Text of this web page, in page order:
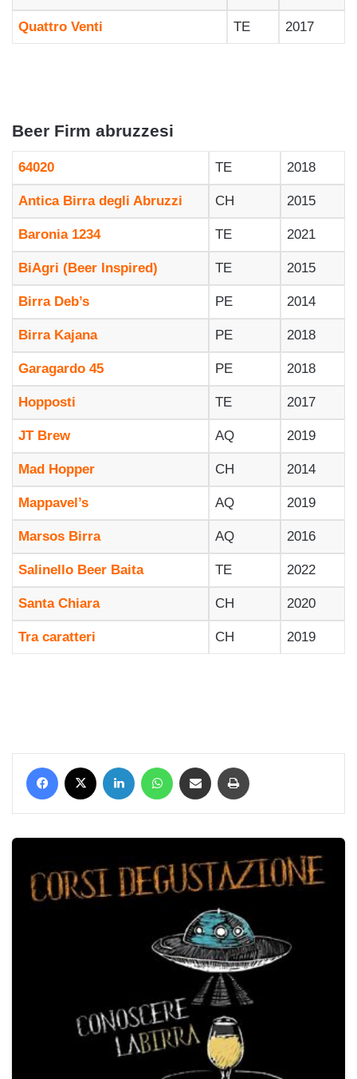
Quattro Venti TE 2017
Beer Firm abruzzesi
64020 TE 2018
Antica Birra degli Abruzzi CH 2015
Baronia 1234 TE 2021
BiAgri (Beer Inspired) TE 2015
Birra Deb’s PE 2014
Birra Kajana PE 2018
Garagardo 45 PE 2018
Hopposti TE 2017
JT Brew AQ 2019
Mad Hopper CH 2014
Mappavel’s AQ 2019
Marsos Birra AQ 2016
Salinello Beer Baita TE 2022
Santa Chiara CH 2020
Tra caratteri CH 2019
Facebook LinkedIn WhatsApp Condividi via mail